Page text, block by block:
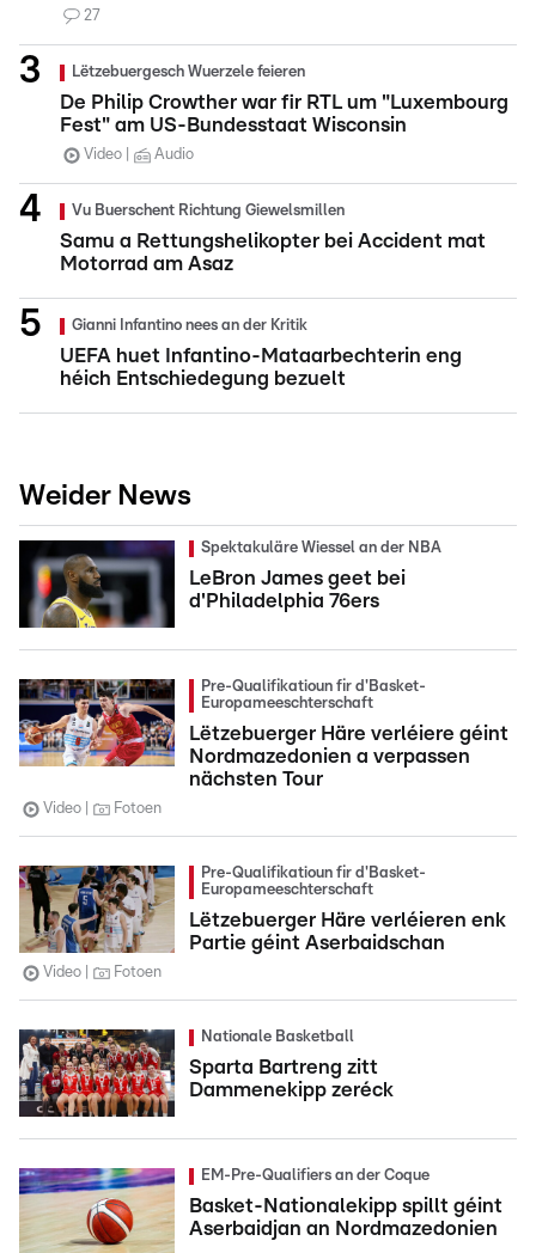
27
Lëtzebuergesch Wuerzele feieren
De Philip Crowther war fir RTL um "Luxembourg
Fest" am US-Bundesstaat Wisconsin
Video Audio
Vu Buerschent Richtung Giewelsmillen
Samu a Rettungshelikopter bei Accident mat
Motorrad am Asaz
Gianni Infantino nees an der Kritik
UEFA huet Infantino-Mataarbechterin eng
héich Entschiedegung bezuelt
Weider News
Spektakuläre Wiessel an der NBA
LeBron James geet bei
d'Philadelphia 76ers
Pre-Qualifikatioun fir d'Basket-
Europameeschterschaft
Lëtzebuerger Häre verléiere géint
Nordmazedonien a verpassen
nächsten Tour
Video Fotoen
Pre-Qualifikatioun fir d'Basket-
Europameeschterschaft
Lëtzebuerger Häre verléieren enk
Partie géint Aserbaidschan
Video Fotoen
Nationale Basketball
Sparta Bartreng zitt
Dammenekipp zeréck
EM-Pre-Qualifiers an der Coque
Basket-Nationalekipp spillt géint
Aserbaidjan an Nordmazedonien